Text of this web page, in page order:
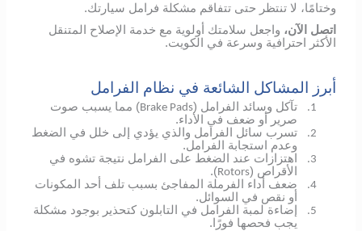
وختامًا، لا تنتظر حتى تتفاقم مشكلة فرامل سيارتك.
اتصل الآن، واجعل سلامتك أولوية مع خدمة الإصلاح المتنقل
الأكثر احترافية وسرعة في الكويت.
أبرز المشاكل الشائعة في نظام الفرامل
1. تآكل وسائد الفرامل (Brake Pads) مما يسبب صوت
صرير أو ضعف في الأداء.
2.
تسرب سائل الفرامل والذي يؤدي إلى خلل في الضغط
وعدم استجابة الفرامل.
3.
اهتزازات عند الضغط على الفرامل نتيجة تشوه في
الأقراص (Rotors
).
4.
ضعف أداء الفرملة المفاجئ بسبب تلف أحد المكونات
أو نقص في السوائل.
5.
إضاءة لمبة الفرامل في التابلون كتحذير بوجود مشكلة
يجب فحصها فورًا.